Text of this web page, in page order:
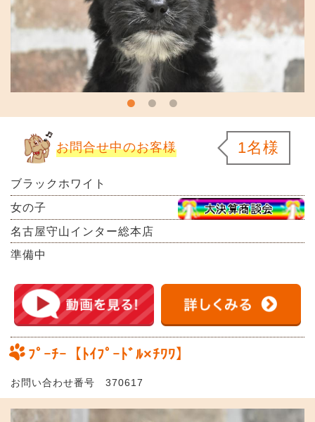
お問合せ中のお客様 1名様
ブラックホワイト
女の子
名古屋守山インター総本店
準備中
ﾌﾟｰﾁｰ【ﾄｲﾌﾟｰﾄﾞﾙ×ﾁﾜﾜ】
お問い合わせ番号 370617